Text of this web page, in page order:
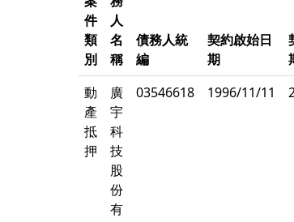
件
類
別
人
名
稱
債務人統
編
契約啟始日
期
動
產
抵
押
廣
宇
科
技
股
份
有
03546618 1996/11/11